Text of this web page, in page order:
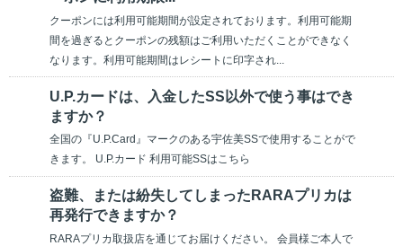
クーポンには利用可能期間が設定されております。利用可能期
間を過ぎるとクーポンの残額はご利用いただくことができなく
なります。利用可能期間はレシートに印字され...
U.P.カードは、入金したSS以外で使う事はでき
ますか？
全国の『U.P.Card』マークのある宇佐美SSで使用することがで
きます。 U.P.カード 利用可能SSはこちら
盗難、または紛失してしまったRARAプリカは
再発行できますか？
RARAプリカ取扱店を通じてお届けください。 会員様ご本人で